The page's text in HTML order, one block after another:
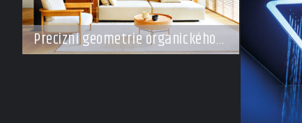
Precizní geometrie organického
klidu